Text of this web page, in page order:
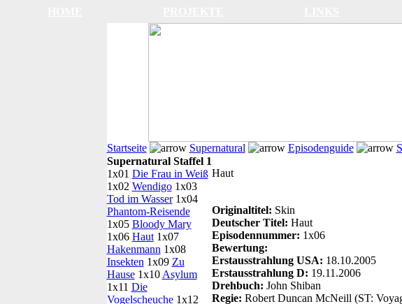
Startseite Supernatural Episodenguide
Supernatural Staffel 1
1x01 Die Frau in Weiß
1x02 Wendigo1x03
Tod im Wasser1x04
Phantom-Reisende
1x05 Bloody Mary
1x06 Haut1x07
Hakenmann 1x08
Insekten 1x09 Zu
Hause1x10 Asylum
1x11 Die
Vogelscheuche1x12
Haut
Originaltitel: Skin
Deutscher Titel: Haut
Episodennummer: 1x06
Bewertung:
Erstausstrahlung USA: 18.10.2005
Erstausstrahlung D: 19.11.2006
Drehbuch: John Shiban
Regie: Robert Duncan McNeill (ST: